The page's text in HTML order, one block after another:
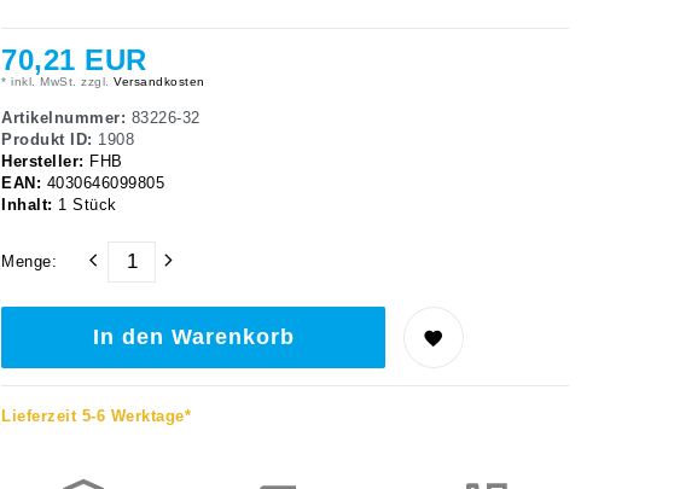
70,21 EUR
* inkl. MwSt. zzgl. Versandkosten
Artikelnummer: 83226-32
Produkt ID: 1908
Hersteller: FHB
EAN: 4030646099805
Inhalt: 1 Stück
Menge:
In den Warenkorb
Lieferzeit 5-6 Werktage*